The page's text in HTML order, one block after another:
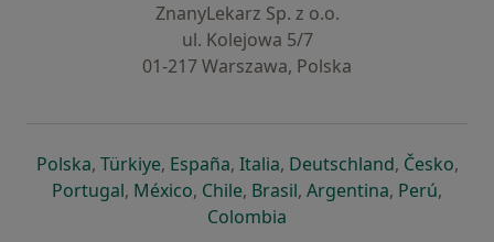
ZnanyLekarz Sp. z o.o.
ul. Kolejowa 5/7
01-217 Warszawa, Polska
Polskase otevře v nové záložce
, Türkiyese otevře v nové záložce
, Españase otevře v nové záložce
, Italiase otevře v nové záložce
, Deutschlandse otevře v
, Českose
,
Portugalse otevře v nové záložce
, Méxicose otevře v nové záložce
, Chilese otevře v nové záložce
, Brasilse otevře v nové
, Argentinase otevře v
, Perúse
,
Colombia